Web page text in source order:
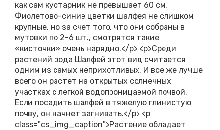
как сам кустарник не превышает 60 см.
Фиолетово-синие цветки шалфея не слишком
крупные, но за счет того, что они собраны в
мутовки по 2-6 шт., смотрятся такие
«кисточки» очень нарядно.</p> <p>Среди
растений рода Шалфей этот вид считается
одним из самых неприхотливых. И все же лучше
всего он растет на открытых солнечных
участках с легкой водопроницаемой почвой.
Если посадить шалфей в тяжелую глинистую
почву, он начнет загнивать.</p> <p
class="cs_img_caption">Растение обладает